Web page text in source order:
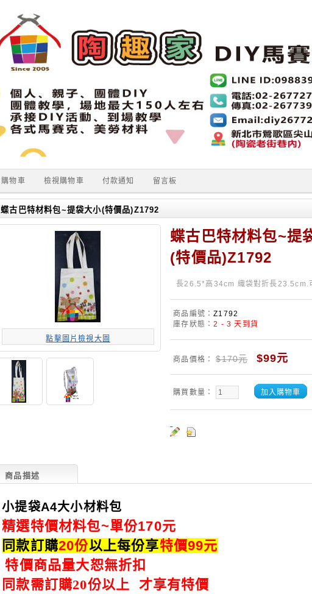
購物車 檢視購物車 付款通知 留言板
蝶古巴特材料包~提袋大小(特價品)Z1792
點擊圖片檢視大圖
蝶古巴特材料包~提
(特價品)Z1792
長26.5*高34cm 織袋對折長23.5cm.
商品編號：Z1792
庫存狀態：2 - 3 天到貨
商品價格：$170元 $99元
購買數量： 加入購物車
商品描述
小提袋A4大小材料包
精選特價材料包~單份170元
同款訂購20份以上每份享特價99元
特價商品量大恕無折扣
同款需訂購20份以上 才享有特價